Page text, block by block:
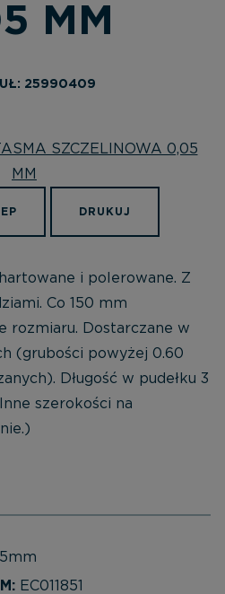
POBRANIA
MM
25990409
DRUKUJ
i polerowane. Z
Co 150 mm
rozmiaru. Dostarczane w
(grubości powyżej 0.60
Długość w pudełku 3
szerokości na
EC011851